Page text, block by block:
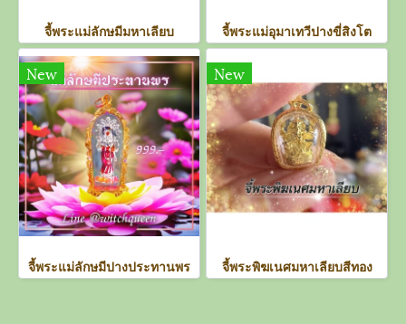
จี้พระแม่ลักษมีมหาเลียบ จี้พระแม่อุมาเทวีปางขี่สิงโต
New
จี้พระแม่ลักษมีปางประทานพร
New
จี้พระพิฆเนศมหาเลียบสีทอง